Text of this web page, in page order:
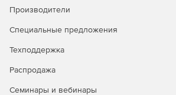
Производители
Специальные предложения
Техподдержка
Распродажа
Семинары и вебинары